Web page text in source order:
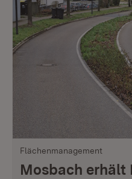
Flächenmanagement
Mosbach erhält